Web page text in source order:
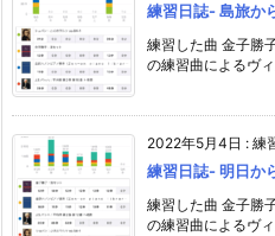
練習日誌- 島旅か
練習した曲 金子勝
の練習曲によるヴ
2022年5月4日 : 練
練習日誌- 明日か
練習した曲 金子勝
の練習曲によるヴ